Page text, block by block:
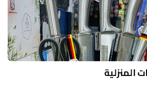
المنزلية